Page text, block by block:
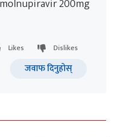
200mg
Likes
Dislikes
जवाफ दिनुहोस्